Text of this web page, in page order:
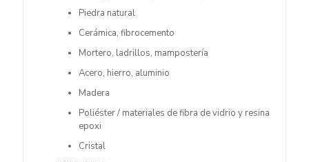
Piedra natural
Cerámica, fibrocemento
Mortero, ladrillos, mampostería
Acero, hierro, aluminio
Madera
Poliéster / materiales de fibra de vidrio y resina
epoxi
Cristal